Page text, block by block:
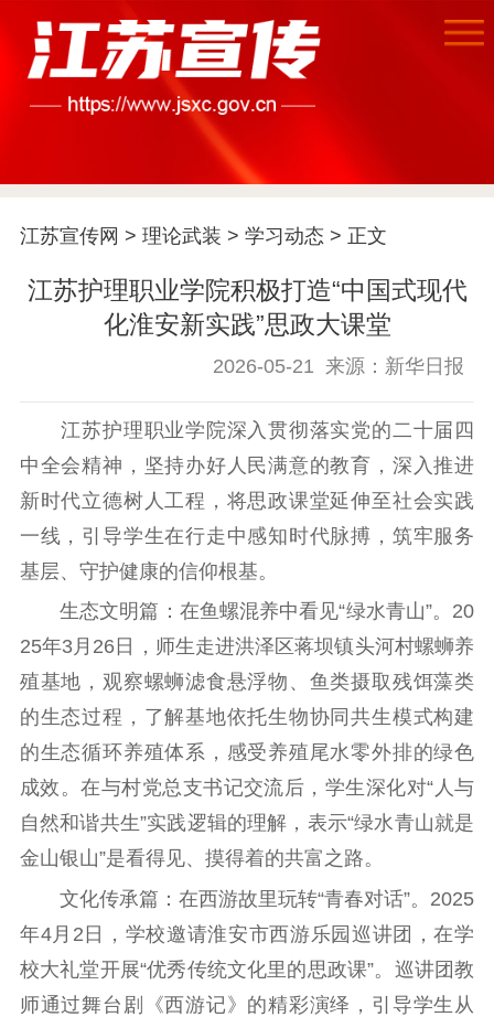
江苏要闻
公示公告
信息公开制度
信息公开指南
告
政策法规
工作动态
理论武装
哲学社科
社科强省 工作通知
成果集萃
江苏文脉
资料下载
新闻宣传
主题宣传 对外宣传
新闻发布
记者之家
品牌栏目
文化文艺
精品生产 文化惠民
文化传承
文化交流
体制改革
文化产业
江苏宣传网 > 理论武装 > 学习动态 > 正文
江苏护理职业学院积极打造“中国式现代
化淮安新实践”思政大课堂
2026-05-21 来源：新华日报
江苏护理职业学院深入贯彻落实党的二十届四
中全会精神，坚持办好人民满意的教育，深入推进
新时代立德树人工程，将思政课堂延伸至社会实践
一线，引导学生在行走中感知时代脉搏，筑牢服务
基层、守护健康的信仰根基。
生态文明篇：在鱼螺混养中看见“绿水青山”。20
25年3月26日，师生走进洪泽区蒋坝镇头河村螺蛳养
殖基地，观察螺蛳滤食悬浮物、鱼类摄取残饵藻类
的生态过程，了解基地依托生物协同共生模式构建
的生态循环养殖体系，感受养殖尾水零外排的绿色
成效。在与村党总支书记交流后，学生深化对“人与
自然和谐共生”实践逻辑的理解，表示“绿水青山就是
金山银山”是看得见、摸得着的共富之路。
文化传承篇：在西游故里玩转“青春对话”。2025
年4月2日，学校邀请淮安市西游乐园巡讲团，在学
校大礼堂开展“优秀传统文化里的思政课”。巡讲团教
师通过舞台剧《西游记》的精彩演绎，引导学生从